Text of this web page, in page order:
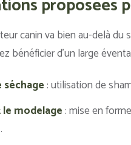
proposées
canin va bien au-delà
bénéficier d’un large
séchage : utilisation de
modelage : mise en